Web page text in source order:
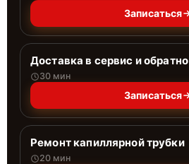
Записаться
Доставка в сервис и обратно
30 мин
Записаться
Ремонт капиллярной трубки
20 мин